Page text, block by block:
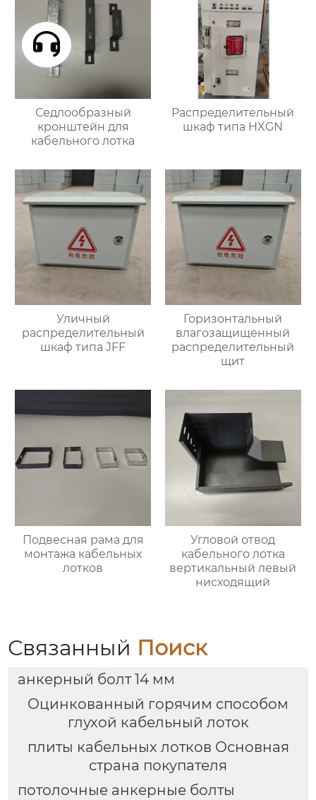
Седлообразный
кронштейн для
кабельного лотка
Распределительный
шкаф типа HXGN
Уличный
распределительный
шкаф типа JFF
Горизонтальный
влагозащищенный
распределительный
щит
Подвесная рама для
монтажа кабельных
лотков
Угловой отвод
кабельного лотка
вертикальный левый
нисходящий
Связанный Поиск
анкерный болт 14 мм
Оцинкованный горячим способом
глухой кабельный лоток
плиты кабельных лотков Основная
страна покупателя
потолочные анкерные болты